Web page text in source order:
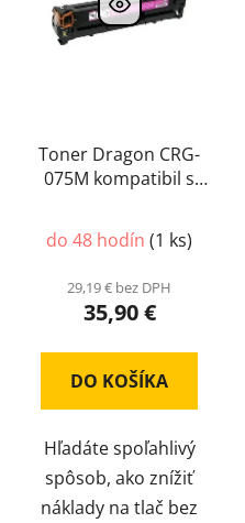
Toner Dragon CRG-
075M kompatibil s
075B
do 48 hodín (1 ks)
29,19 € bez DPH
35,90 €
DO KOŠÍKA
Hľadáte spoľahlivý
spôsob, ako znížiť
náklady na tlač bez